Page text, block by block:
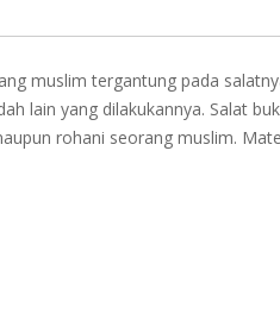
muslim tergantung pada
lain yang dilakukannya. Salat
rohani seorang muslim.